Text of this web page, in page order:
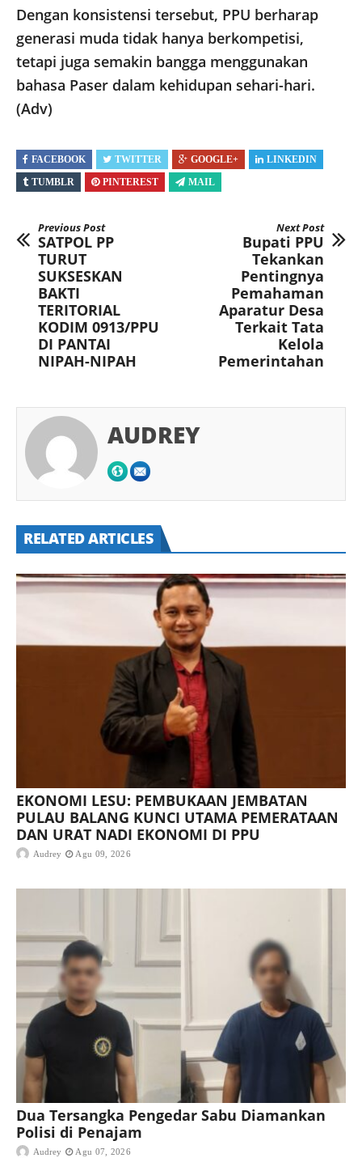
Dengan konsistensi tersebut, PPU berharap
generasi muda tidak hanya berkompetisi,
tetapi juga semakin bangga menggunakan
bahasa Paser dalam kehidupan sehari-hari.
(Adv)
FACEBOOK TWITTER GOOGLE+
LINKEDIN
TUMBLR
PINTEREST MAIL
Previous Post
SATPOL PP
TURUT
SUKSESKAN
BAKTI
TERITORIAL
KODIM 0913/PPU
DI PANTAI
NIPAH-NIPAH
Next Post
Bupati PPU
Tekankan
Pentingnya
Pemahaman
Aparatur Desa
Terkait Tata
Kelola
Pemerintahan
AUDREY
RELATED ARTICLES
EKONOMI LESU: PEMBUKAAN JEMBATAN
PULAU BALANG KUNCI UTAMA PEMERATAAN
DAN URAT NADI EKONOMI DI PPU
Audrey Agu 09, 2026
Dua Tersangka Pengedar Sabu Diamankan
Polisi di Penajam
Audrey Agu 07, 2026